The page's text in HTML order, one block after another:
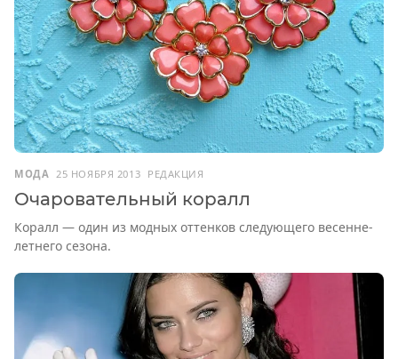
МОДА 25 НОЯБРЯ 2013 РЕДАКЦИЯ
Очаровательный коралл
Коралл — один из модных оттенков следующего весенне-
летнего сезона.